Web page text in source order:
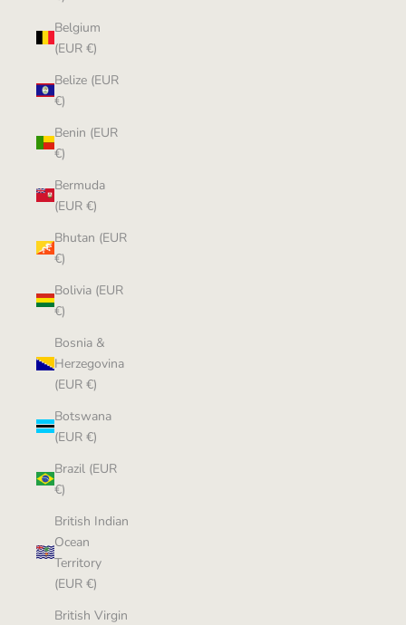
Belgium
(EUR €)
Belize (EUR
€)
Benin (EUR
€)
Bermuda
(EUR €)
Bhutan (EUR
€)
Bolivia (EUR
€)
Bosnia &
Herzegovina
(EUR €)
Botswana
(EUR €)
Brazil (EUR
€)
British Indian
Ocean
Territory
(EUR €)
British Virgin